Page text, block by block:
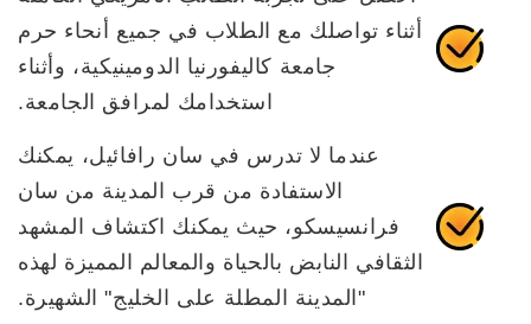
أثناء تواصلك مع الطلاب في جميع أنحاء حرم
جامعة كاليفورنيا الدومينيكية، وأثناء
استخدامك لمرافق الجامعة.
عندما لا تدرس في سان رافائيل، يمكنك
الاستفادة من قرب المدينة من سان
فرانسيسكو، حيث يمكنك اكتشاف المشهد
الثقافي النابض بالحياة والمعالم المميزة لهذه
"المدينة المطلة على الخليج" الشهيرة.